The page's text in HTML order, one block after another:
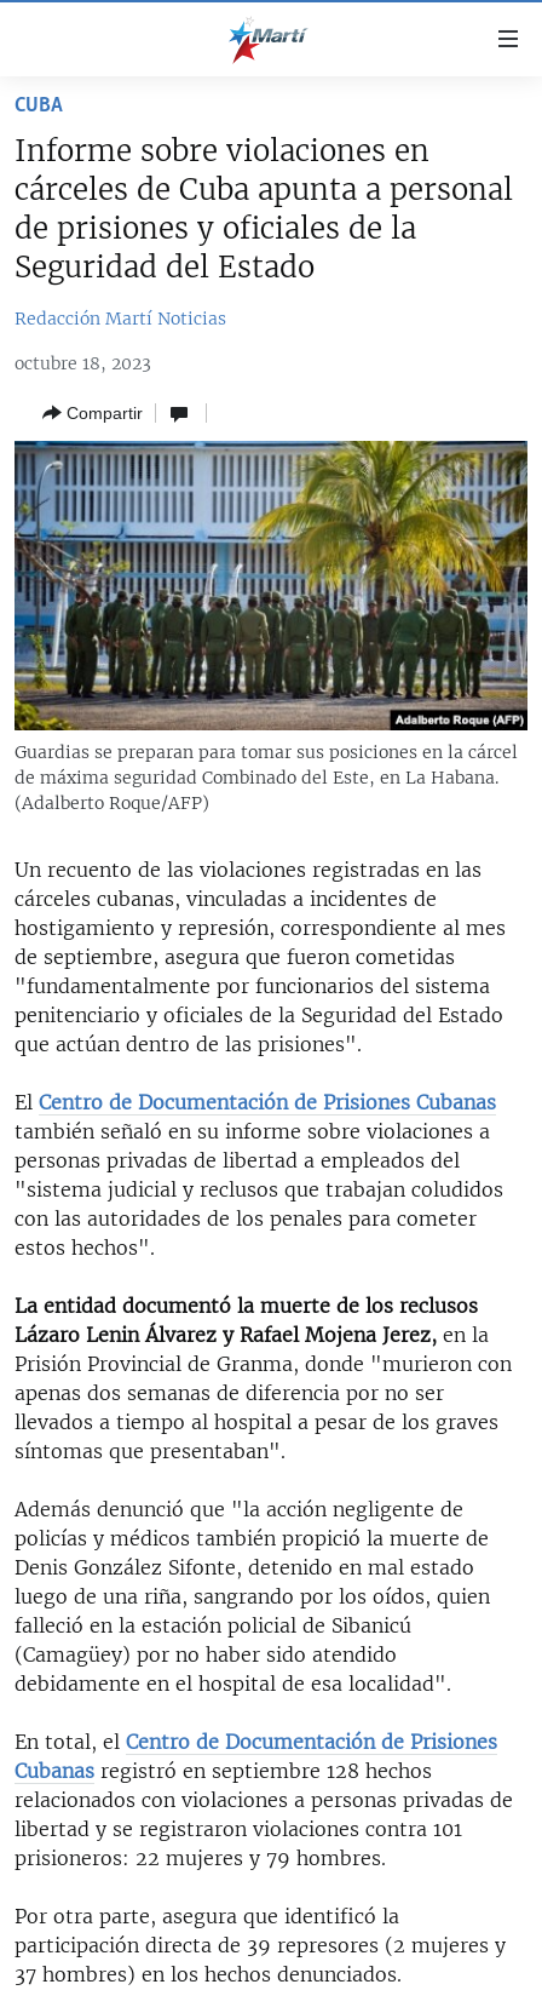
accesibilidad
contenido
principal
principal
la
búsqueda
CUBA
DERECHOS HUMANOS
SOBRE CUBA
ESTADOS UNIDOS
ESTADOS UNIDOS
AMÉRICA LATINA
OPINIÓN GRÁFICA
AUDIOVISUALES MARTÍ
RADIO MARTÍ
ESPECIALES
ESPECIALES
LA REALIDAD DE LA VIVIENDA EN CUBA
KENTU-CUBANO
DESINFORMACIÓN RUSA EN AMÉRICA LATINA
LA INVASIÓN DE RUSIA A UCRANIA
MULTIMEDIA
EDITORIALES
SÍGUENOS
CUBA
Informe sobre violaciones en
cárceles de Cuba apunta a personal
de prisiones y oficiales de la
Seguridad del Estado
Redacción Martí Noticias
octubre 18, 2023
Compartir
Guardias se preparan para tomar sus posiciones en la cárcel
de máxima seguridad Combinado del Este, en La Habana.
(Adalberto Roque/AFP)
Un recuento de las violaciones registradas en las
cárceles cubanas, vinculadas a incidentes de
hostigamiento y represión, correspondiente al mes
de septiembre, asegura que fueron cometidas
"fundamentalmente por funcionarios del sistema
penitenciario y oficiales de la Seguridad del Estado
que actúan dentro de las prisiones".
El Centro de Documentación de Prisiones Cubanas
también señaló en su informe sobre violaciones a
personas privadas de libertad a empleados del
"sistema judicial y reclusos que trabajan coludidos
con las autoridades de los penales para cometer
estos hechos".
La entidad documentó la muerte de los reclusos
Lázaro Lenin Álvarez y Rafael Mojena Jerez, en la
Prisión Provincial de Granma, donde "murieron con
apenas dos semanas de diferencia por no ser
llevados a tiempo al hospital a pesar de los graves
síntomas que presentaban".
Además denunció que "la acción negligente de
policías y médicos también propició la muerte de
Denis González Sifonte, detenido en mal estado
luego de una riña, sangrando por los oídos, quien
falleció en la estación policial de Sibanicú
(Camagüey) por no haber sido atendido
debidamente en el hospital de esa localidad".
En total, el Centro de Documentación de Prisiones
Cubanas registró en septiembre 128 hechos
relacionados con violaciones a personas privadas de
libertad y se registraron violaciones contra 101
prisioneros: 22 mujeres y 79 hombres.
Por otra parte, asegura que identificó la
participación directa de 39 represores (2 mujeres y
37 hombres) en los hechos denunciados.